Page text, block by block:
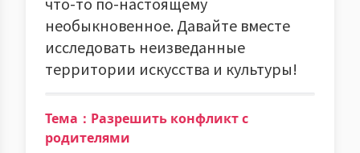
необыкновенное. Давайте вместе
исследовать неизведанные
территории искусства и культуры!
Тема：Разрешить конфликт с
родителями